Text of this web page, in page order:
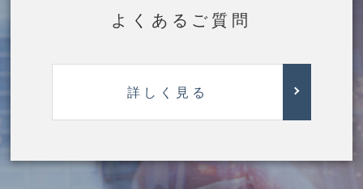
よくあるご質問
詳しく見る